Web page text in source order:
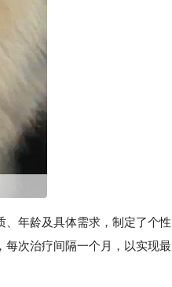
年龄及具体需求，制定了个性
每次治疗间隔一个月，以实现最